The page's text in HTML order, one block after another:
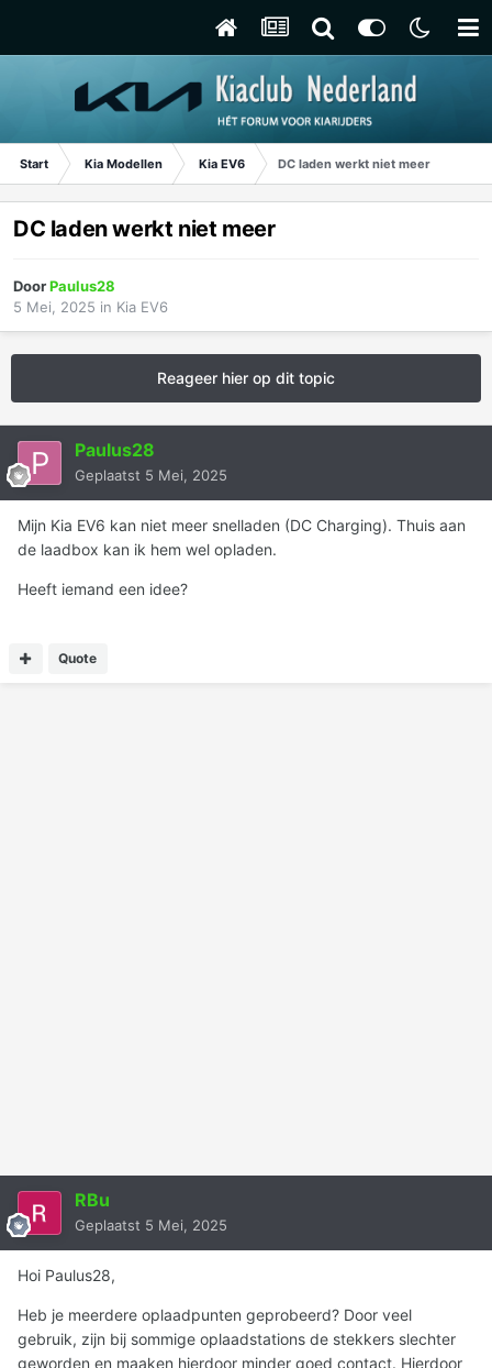
Start Kia Modellen Kia EV6 DC laden werkt niet meer
DC laden werkt niet meer
DoorPaulus28
5 Mei, 2025 in Kia EV6
Reageer hier op dit topic
Paulus28
Geplaatst 5 Mei, 2025
Mijn Kia EV6 kan niet meer snelladen (DC Charging). Thuis aan
de laadbox kan ik hem wel opladen.
Heeft iemand een idee?
Quote
RBu
Geplaatst 5 Mei, 2025
Hoi Paulus28,
Heb je meerdere oplaadpunten geprobeerd? Door veel
gebruik, zijn bij sommige oplaadstations de stekkers slechter
geworden en maaken hierdoor minder goed contact. Hierdoor